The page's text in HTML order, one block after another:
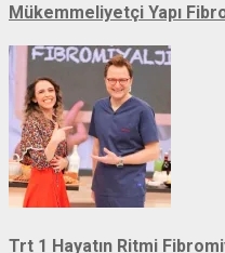
Mükemmeliyetçi Yapı
Trt 1 Hayatın Ritmi